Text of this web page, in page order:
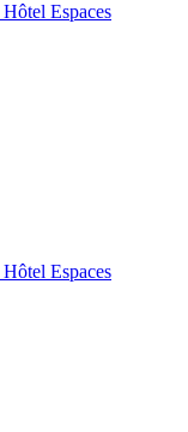
Hôtel Espaces
Hôtel Espaces